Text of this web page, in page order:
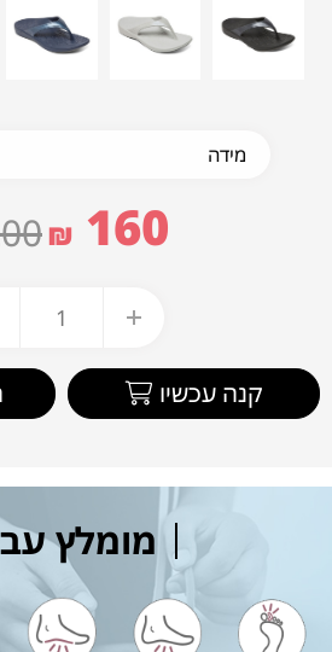
160
₪
קנה עכשיו
מומלץ